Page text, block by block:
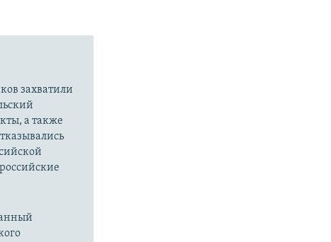
захватили
а также